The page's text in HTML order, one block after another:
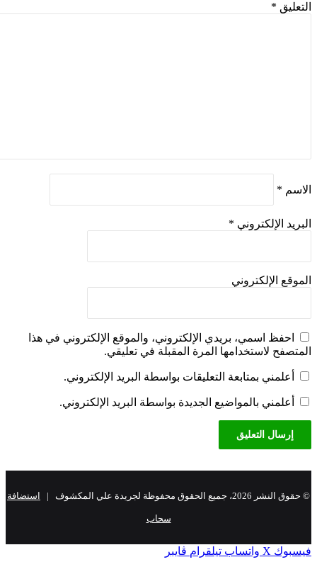
*
*
الإلكتروني*
الإلكتروني
احفظ اسمي، بريدي الإلكتروني، والموقع الإلكتروني في هذا
لاستخدامها المرة المقبلة في تعليقي.
أعلمني بمتابعة التعليقات بواسطة البريد الإلكتروني.
أعلمني بالمواضيع الجديدة بواسطة البريد الإلكتروني.
2026، جميع الحقوق محفوظة لجريدة علي المكشوف | استضافة
سحاب
‫X واتساب تيلقرام ڤايبر